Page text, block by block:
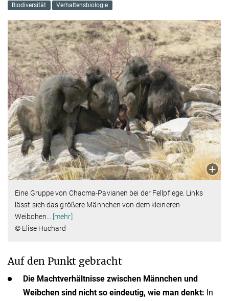
Biodiversität
Verhaltensbiologie
Eine Gruppe von Chacma-Pavianen bei der Fellpflege. Links
lässt sich das größere Männchen von dem kleineren
Weibchen
[mehr]
© Elise Huchard
Auf den Punkt gebracht
Die Machtverhältnisse zwischen Männchen und
Weibchen sind nicht so eindeutig, wie man denkt: In